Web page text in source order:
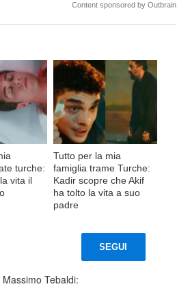
Content sponsored by Outbrain
turche:
vita il
Tutto per la mia
famiglia trame Turche:
Kadir scopre che Akif
ha tolto la vita a suo
padre
SEGUI
Tebaldi: